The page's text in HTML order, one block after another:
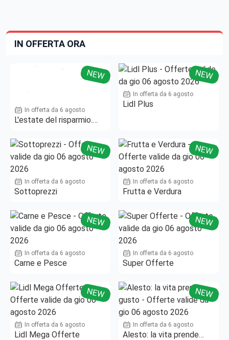
IN OFFERTA ORA
NEW
In offerta da 6 agosto
L'estate del risparmio.
NEW
In offerta da 6 agosto
Lidl Plus
NEW
In offerta da 6 agosto
Sottoprezzi
NEW
In offerta da 6 agosto
Frutta e Verdura
NEW
In offerta da 6 agosto
Carne e Pesce
NEW
In offerta da 6 agosto
Super Offerte
NEW
In offerta da 6 agosto
Lidl Mega Offerte
NEW
In offerta da 6 agosto
Alesto: la vita prende